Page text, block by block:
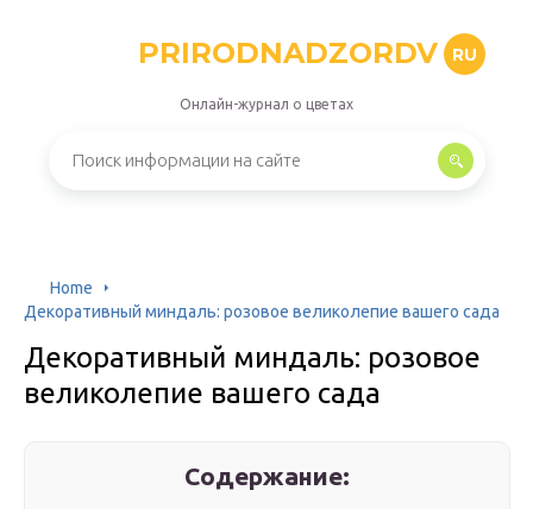
PRIRODNADZORDV RU
Онлайн-журнал о цветах
Home
Декоративный миндаль: розовое великолепие вашего сада
Декоративный миндаль: розовое
великолепие вашего сада
Содержание: